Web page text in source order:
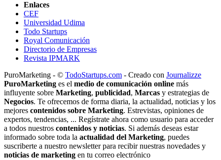
Enlaces
CEF
Universidad Udima
Todo Startups
Royal Comunicación
Directorio de Empresas
Revista IPMARK
PuroMarketing - © TodoStartups.com - Creado con Journalizze
PuroMarketing es el medio de comunicación online más
influyente sobre Marketing, publicidad, Marcas y estrategias de
Negocios. Te ofrecemos de forma diaria, la actualidad, noticias y los
mejores contenidos sobre Marketing. Estrevistas, opiniones de
expertos, tendencias, ... Regístrate ahora como usuario para acceder
a todos nuestros contenidos y noticias. Si además deseas estar
informado sobre toda la actualidad del Marketing, puedes
suscriberte a nuestro newsletter para recibir nuestras novedades y
noticias de marketing en tu correo electrónico